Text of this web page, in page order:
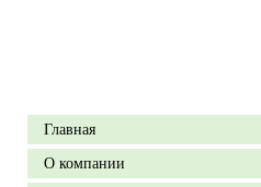
Главная
О компании